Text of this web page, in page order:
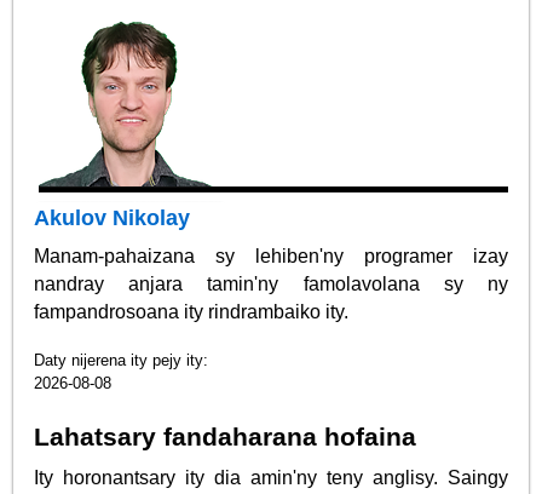
Akulov Nikolay
Manam-pahaizana sy lehiben'ny programer izay
nandray anjara tamin'ny famolavolana sy ny
fampandrosoana ity rindrambaiko ity.
Daty nijerena ity pejy ity:
2026-08-08
Lahatsary fandaharana hofaina
Ity horonantsary ity dia amin'ny teny anglisy. Saingy